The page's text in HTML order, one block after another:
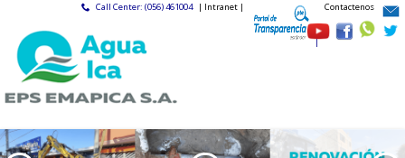
Call Center: (056) 461004 | Intranet |
|
Contactenos